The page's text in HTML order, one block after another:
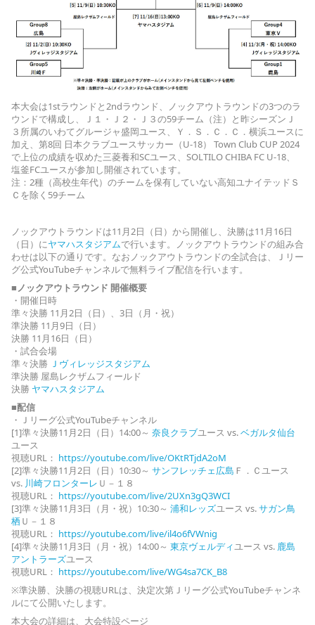
本大会は1stラウンドと2ndラウンド、ノックアウトラウンドの3つのラ
ウンドで構成し、Ｊ１・Ｊ２・Ｊ３の59チーム（注）と昨シーズンＪ
３所属のいわてグルージャ盛岡ユース、Ｙ．Ｓ．Ｃ．Ｃ．横浜ユースに
加え、第8回 日本クラブユースサッカー（U-18） Town Club CUP 2024
で上位の成績を収めた三菱養和SCユース、SOLTILO CHIBA FC U-18、
塩釜FCユースが参加し開催されています。
注：2種（高校生年代）のチームを保有していない高知ユナイテッドＳ
Ｃを除く59チーム
ノックアウトラウンドは11月2日（日）から開催し、決勝は11月16日
（日）にヤマハスタジアムで行います。ノックアウトラウンドの組み合
わせは以下の通りです。なおノックアウトラウンドの全試合は、Ｊリー
グ公式YouTubeチャンネルで無料ライブ配信を行います。
■ノックアウトラウンド 開催概要
・開催日時
準々決勝 11月2日（日）、3日（月・祝）
準決勝 11月9日（日）
決勝 11月16日（日）
・試合会場
準々決勝
Ｊヴィレッジスタジアム
準決勝 屋島レクザムフィールド
決勝 ヤマハスタジアム
■配信
・Ｊリーグ公式YouTubeチャンネル
[1]準々決勝11月2日（日）14:00～ 奈良クラブユース vs.ベガルタ仙台
ユース
視聴URL： https://youtube.com/live/OKtRTjdA2oM
[2]準々決勝11月2日（日）10:30～ サンフレッチェ広島 Ｆ．Ｃユース
vs. 川崎フロンターレ Ｕ－１８
視聴URL： https://youtube.com/live/2UXn3gQ3WCI
[3]準々決勝11月3日（月・祝）10:30～ 浦和レッズユース vs.サガン鳥
栖Ｕ－１８
視聴URL： https://youtube.com/live/il4o6fVWnig
[4]準々決勝11月3日（月・祝）14:00～ 東京ヴェルディ ユース vs. 鹿島
アントラーズユース
視聴URL： https://youtube.com/live/WG4sa7CK_B8
※準決勝、決勝の視聴URLは、決定次第Ｊリーグ公式YouTubeチャンネ
ルにて公開いたします。
本大会の詳細は、大会特設ページ